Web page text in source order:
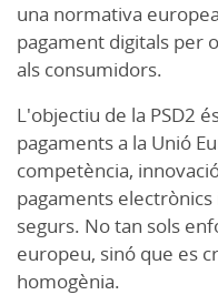
una normativa
pagament digitals per
als consumidors.
L'objectiu de la PSD2
pagaments a la Unió
competència,
pagaments
segurs. No tan sols
europeu, sinó que es
homogènia.